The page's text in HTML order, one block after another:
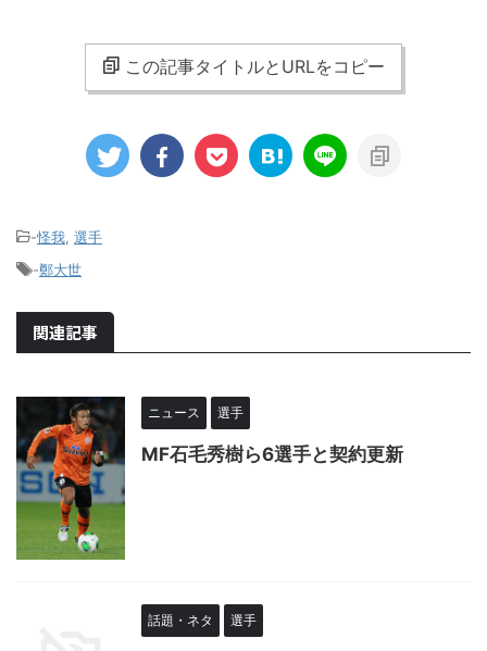
この記事タイトルとURLをコピー
-怪我 選手
-鄭大世
関連記事
ニュース 選手
MF石毛秀樹ら6選手と契約更新
話題・ネタ 選手